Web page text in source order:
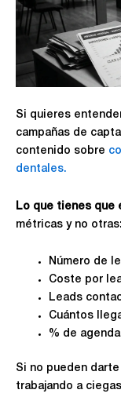
Si quieres
campañas de
contenido sobre
dentales.
Lo que tienes que
métricas y no otras:
Número de
Coste por
Leads
Cuántos
% de
Si no pueden
trabajando a